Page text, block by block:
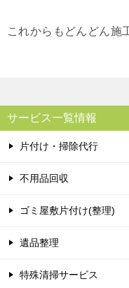
これからもどんどん施
サービス一覧情報
片付け・掃除代行
不用品回収
ゴミ屋敷片付け(整理)
遺品整理
特殊清掃サービス